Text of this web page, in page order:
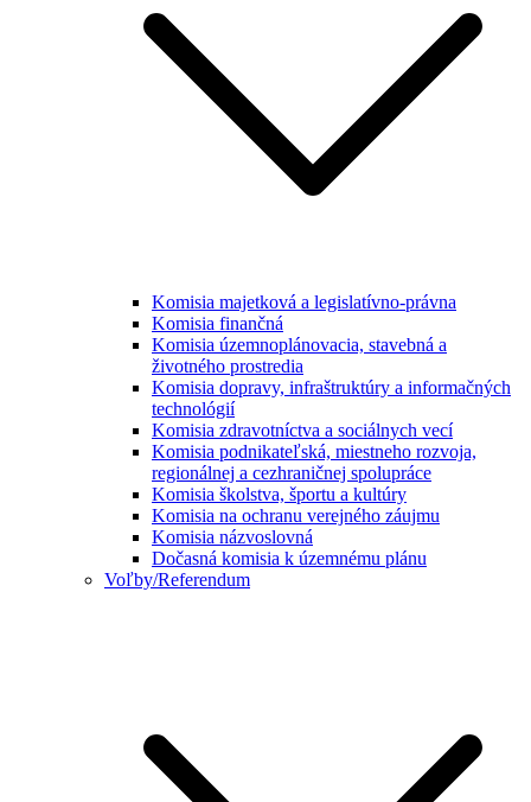
Komisia majetková a legislatívno-právna
Komisia finančná
Komisia územnoplánovacia, stavebná a
životného prostredia
Komisia dopravy, infraštruktúry a informačných
technológií
Komisia zdravotníctva a sociálnych vecí
Komisia podnikateľská, miestneho rozvoja,
regionálnej a cezhraničnej spolupráce
Komisia školstva, športu a kultúry
Komisia na ochranu verejného záujmu
Komisia názvoslovná
Dočasná komisia k územnému plánu
Voľby/Referendum